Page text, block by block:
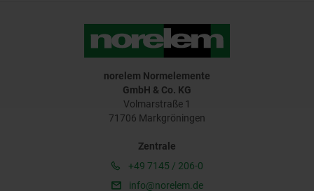
norelem Normelemente
GmbH & Co. KG
Volmarstraße 1
71706 Markgröningen
Zentrale
+49 7145 / 206-0
info@norelem.de